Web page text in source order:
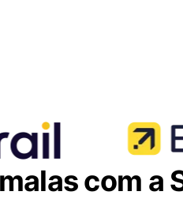
com a